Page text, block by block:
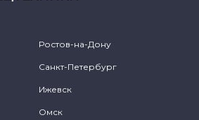
Ростов-на-Дону
Санкт-Петербург
Ижевск
Омск